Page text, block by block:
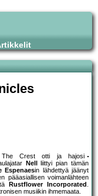
The Crest otti ja hajosi
Nell
liittyi pian tämän
Espenaesin lähdettyä jäänyt
pääasiallisen voimanlähteen
Rustflower Incorporated .
musiikin ihmemaata.